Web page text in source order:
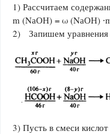
1) Рассчитаем
m (NаОН) = ω (NаОН)
2) Запишем уравнения
3) Пусть в смеси